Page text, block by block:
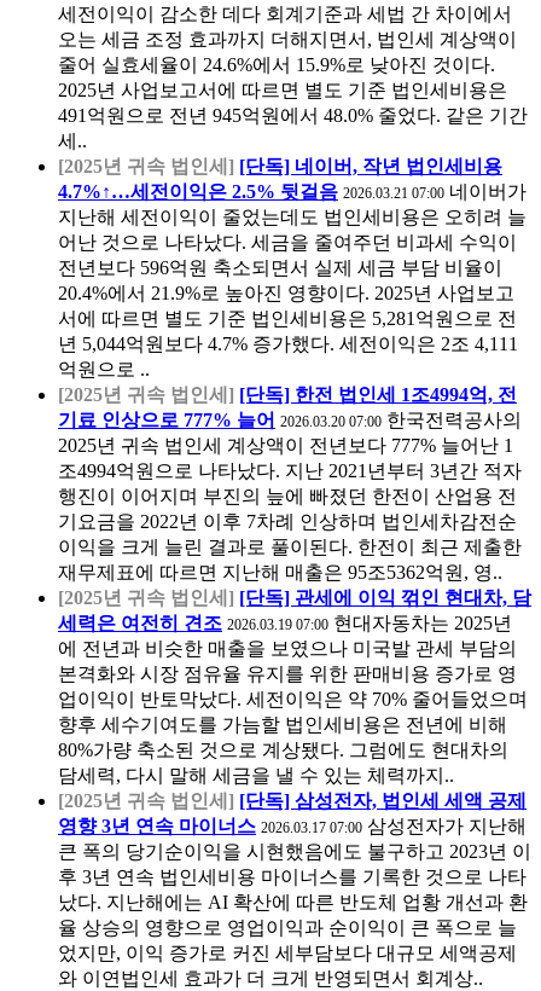
세전이익이 감소한 데다 회계기준과 세법 간 차이에서
오는 세금 조정 효과까지 더해지면서, 법인세 계상액이
줄어 실효세율이 24.6%에서 15.9%로 낮아진 것이다.
2025년 사업보고서에 따르면 별도 기준 법인세비용은
491억원으로 전년 945억원에서 48.0% 줄었다. 같은 기간
세..
[2025년 귀속 법인세] [단독] 네이버, 작년 법인세비용
4.7%↑…세전이익은 2.5% 뒷걸음 2026.03.21 07:00 네이버가
지난해 세전이익이 줄었는데도 법인세비용은 오히려 늘
어난 것으로 나타났다. 세금을 줄여주던 비과세 수익이
전년보다 596억원 축소되면서 실제 세금 부담 비율이
20.4%에서 21.9%로 높아진 영향이다. 2025년 사업보고
서에 따르면 별도 기준 법인세비용은 5,281억원으로 전
년 5,044억원보다 4.7% 증가했다. 세전이익은 2조 4,111
억원으로 ..
[2025년 귀속 법인세] [단독] 한전 법인세 1조4994억, 전
기료 인상으로 777% 늘어 2026.03.20 07:00 한국전력공사의
2025년 귀속 법인세 계상액이 전년보다 777% 늘어난 1
조4994억원으로 나타났다. 지난 2021년부터 3년간 적자
행진이 이어지며 부진의 늪에 빠졌던 한전이 산업용 전
기요금을 2022년 이후 7차례 인상하며 법인세차감전순
이익을 크게 늘린 결과로 풀이된다. 한전이 최근 제출한
재무제표에 따르면 지난해 매출은 95조5362억원, 영..
[2025년 귀속 법인세] [단독] 관세에 이익 꺾인 현대차, 담
세력은 여전히 견조 2026.03.19 07:00 현대자동차는 2025년
에 전년과 비슷한 매출을 보였으나 미국발 관세 부담의
본격화와 시장 점유율 유지를 위한 판매비용 증가로 영
업이익이 반토막났다. 세전이익은 약 70% 줄어들었으며
향후 세수기여도를 가늠할 법인세비용은 전년에 비해
80%가량 축소된 것으로 계상됐다. 그럼에도 현대차의
담세력, 다시 말해 세금을 낼 수 있는 체력까지..
[2025년 귀속 법인세] [단독] 삼성전자, 법인세 세액 공제
영향 3년 연속 마이너스 2026.03.17 07:00 삼성전자가 지난해
큰 폭의 당기순이익을 시현했음에도 불구하고 2023년 이
후 3년 연속 법인세비용 마이너스를 기록한 것으로 나타
났다. 지난해에는 AI 확산에 따른 반도체 업황 개선과 환
율 상승의 영향으로 영업이익과 순이익이 큰 폭으로 늘
었지만, 이익 증가로 커진 세부담보다 대규모 세액공제
와 이연법인세 효과가 더 크게 반영되면서 회계상..